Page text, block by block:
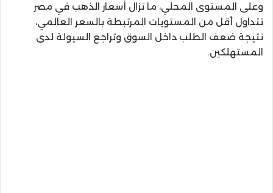
وعلى المستوى المحلي، ما تزال أسعار الذهب في مصر
تتداول أقل من المستويات المرتبطة بالسعر العالمي،
نتيجة ضعف الطلب داخل السوق وتراجع السيولة لدى
المستهلكين.